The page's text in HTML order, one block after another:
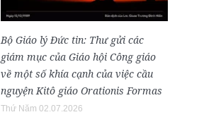
Bộ Giáo lý Đức tin: Thư gửi các
giám mục của Giáo hội Công giáo
về một số khía cạnh của việc cầu
nguyện Kitô giáo Orationis Formas
Thứ Năm 02.07.2026